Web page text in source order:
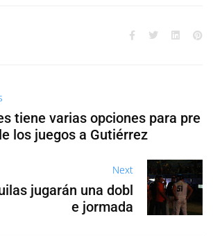
tiene varias opciones para pre
los juegos a Gutiérrez
Next
jugarán una dobl
e jormada